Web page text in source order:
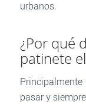
urbanos.
¿Por qué
patinete
pasar y